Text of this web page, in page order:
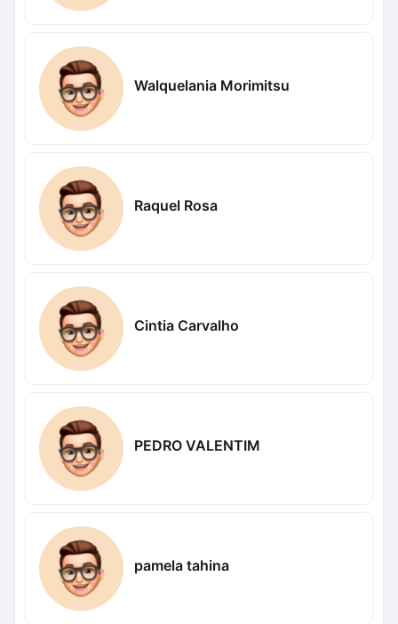
Walquelania Morimitsu
Raquel Rosa
Cintia Carvalho
PEDRO VALENTIM
pamela tahina